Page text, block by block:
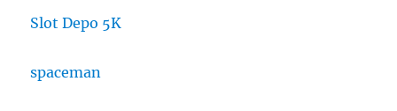
Slot Depo 5K
spaceman